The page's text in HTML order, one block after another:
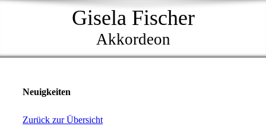
Gisela Fischer
Akkordeon
Neuigkeiten
Zurück zur Übersicht